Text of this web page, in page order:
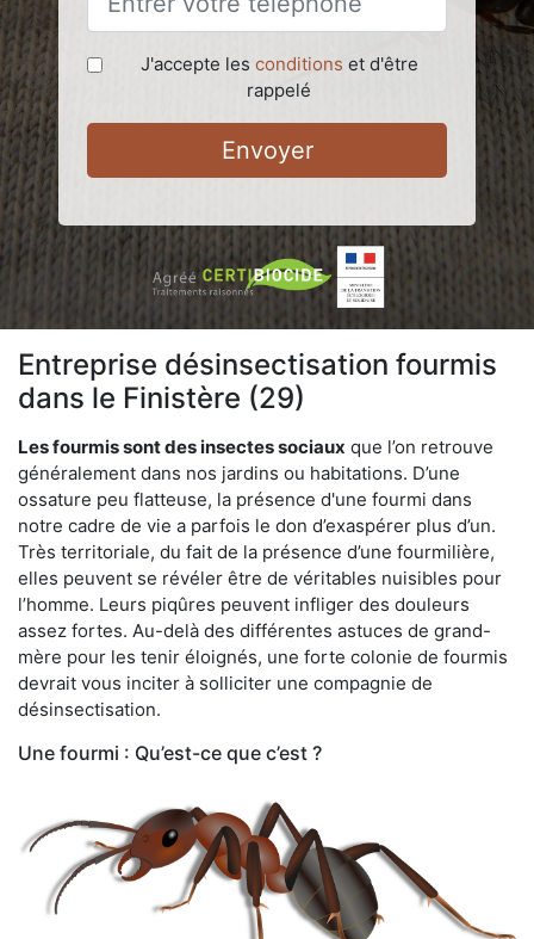
J'accepte les conditions et d'être
rappelé
Envoyer
Entreprise désinsectisation fourmis
dans le Finistère (29)
Les fourmis sont des insectes sociaux que l’on retrouve
généralement dans nos jardins ou habitations. D’une
ossature peu flatteuse, la présence d'une fourmi dans
notre cadre de vie a parfois le don d’exaspérer plus d’un.
Très territoriale, du fait de la présence d’une fourmilière,
elles peuvent se révéler être de véritables nuisibles pour
l’homme. Leurs piqûres peuvent infliger des douleurs
assez fortes. Au-delà des différentes astuces de grand-
mère pour les tenir éloignés, une forte colonie de fourmis
devrait vous inciter à solliciter une compagnie de
désinsectisation.
Une fourmi : Qu’est-ce que c’est ?